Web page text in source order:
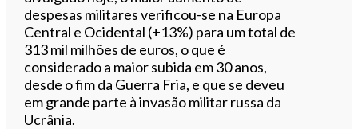
despesas militares verificou-se na Europa
Central e Ocidental (+13%) para um total de
313 mil milhões de euros, o que é
considerado a maior subida em 30 anos,
desde o fim da Guerra Fria, e que se deveu
em grande parte à invasão militar russa da
Ucrânia.